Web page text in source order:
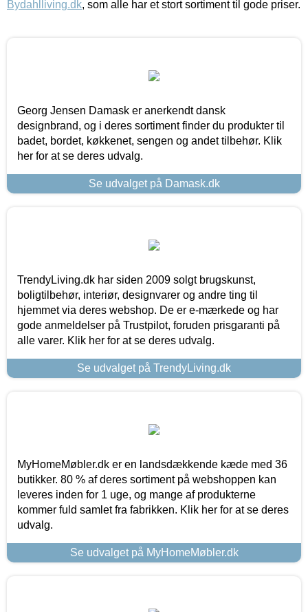
Bydahlliving.dk, som alle har et stort sortiment til gode priser.
Georg Jensen Damask er anerkendt dansk
designbrand, og i deres sortiment finder du produkter til
badet, bordet, køkkenet, sengen og andet tilbehør. Klik
her for at se deres udvalg.
Se udvalget på Damask.dk
TrendyLiving.dk har siden 2009 solgt brugskunst,
boligtilbehør, interiør, designvarer og andre ting til
hjemmet via deres webshop. De er e-mærkede og har
gode anmeldelser på Trustpilot, foruden prisgaranti på
alle varer. Klik her for at se deres udvalg.
Se udvalget på TrendyLiving.dk
MyHomeMøbler.dk er en landsdækkende kæde med 36
butikker. 80 % af deres sortiment på webshoppen kan
leveres inden for 1 uge, og mange af produkterne
kommer fuld samlet fra fabrikken. Klik her for at se deres
udvalg.
Se udvalget på MyHomeMøbler.dk